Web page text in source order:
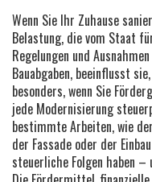
Wenn Sie Ihr Zuhause
Belastung, die vom Staat
Regelungen und
Bauabgaben, beeinflusst
besonders, wenn Sie
jede Modernisierung
bestimmte Arbeiten, wie
der Fassade oder der
steuerliche Folgen haben